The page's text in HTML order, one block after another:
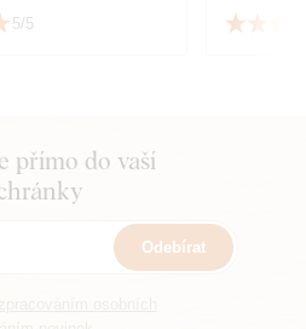
5/5
přímo do vaší
Odebírat